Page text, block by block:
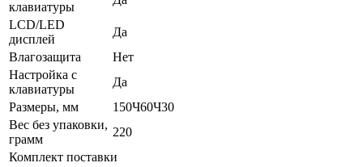
клавиатуры
LCD/LED
дисплей
Да
Влагозащита
Нет
Настройка с
клавиатуры
Да
Размеры, мм
150Ч60Ч30
Вес без упаковки,
грамм
220
Комплект поставки